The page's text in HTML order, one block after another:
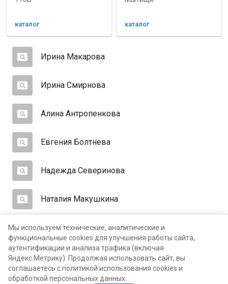
каталог каталог
Ирина Макарова
Ирина Смирнова
Алина Антропенкова
Евгения Болтнева
Надежда Северинова
Наталия Макушкина
Екатерина Халикова
Ольга Потоцкая
Мы используем технические, аналитические и
функциональные cookies для улучшения работы сайта,
аутентификации и анализа трафика (включая
Яндекс.Метрику). Продолжая использовать сайт, вы
соглашаетесь с политикой использования cookies и
обработкой персональных данных.